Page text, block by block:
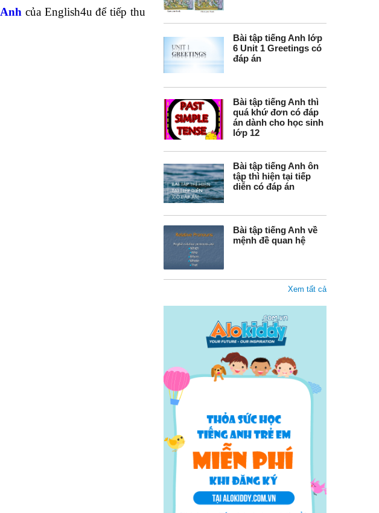
Bài tập tiếng Anh lớp
6 Unit 1 Greetings có
đáp án
Bài tập tiếng Anh thì
quá khứ đơn có đáp
án dành cho học sinh
lớp 12
Bài tập tiếng Anh ôn
tập thì hiện tại tiếp
diễn có đáp án
Bài tập tiếng Anh về
mệnh đề quan hệ
Xem tất cả
Anh của English4u để tiếp thu